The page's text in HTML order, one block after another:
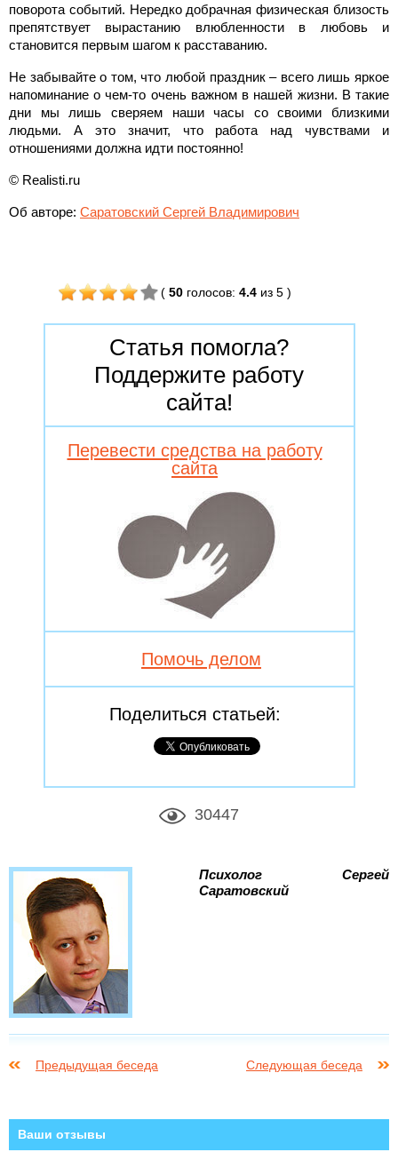
поворота событий. Нередко добрачная физическая близость
препятствует вырастанию влюбленности в любовь и
становится первым шагом к расставанию.
Не забывайте о том, что любой праздник – всего лишь яркое
напоминание о чем-то очень важном в нашей жизни. В такие
дни мы лишь сверяем наши часы со своими близкими
людьми. А это значит, что работа над чувствами и
отношениями должна идти постоянно!
© Realisti.ru
Об авторе: Саратовский Сергей Владимирович
( 50 голосов: 4.4из 5)
Статья помогла?
Поддержите работу
сайта!
Перевести средства на работу
сайта
Помочь делом
Поделиться статьей:
30447
Психолог Сергей
Саратовский
Предыдущая беседа Следующая беседа
Ваши отзывы